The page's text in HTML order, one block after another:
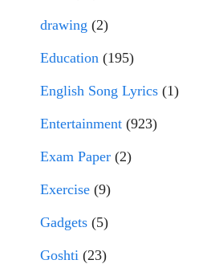
drawing (2)
Education (195)
English Song Lyrics (1)
Entertainment (923)
Exam Paper (2)
Exercise (9)
Gadgets (5)
Goshti (23)